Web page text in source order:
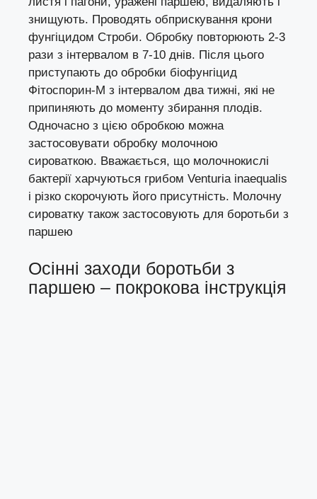
знищують. Проводять обприскування крони
фунгіцидом Строби. Обробку повторюють 2-3
рази з інтервалом в 7-10 днів. Після цього
приступають до обробки біофунгіцид
Фітоспорин-М з інтервалом два тижні, які не
припиняють до моменту збирання плодів.
Одночасно з цією обробкою можна
застосовувати обробку молочною
сироваткою. Вважається, що молочнокислі
бактерії харчуються грибом Venturia inaequalis
і різко скорочують його присутність. Молочну
сироватку також застосовують для боротьби з
паршею
Осінні заходи боротьби з
паршею – покрокова інструкція